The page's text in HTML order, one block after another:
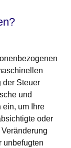
der Steuer
und
ein, um Ihre
oder
unbefugten